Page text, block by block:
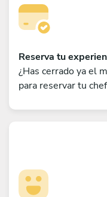
Reserva tu
¿Has cerrado ya el
para reservar tu